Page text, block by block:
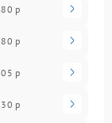
р
р
р
р